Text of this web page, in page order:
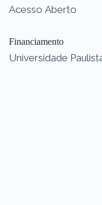
Acesso Aberto
Financiamento
Universidade